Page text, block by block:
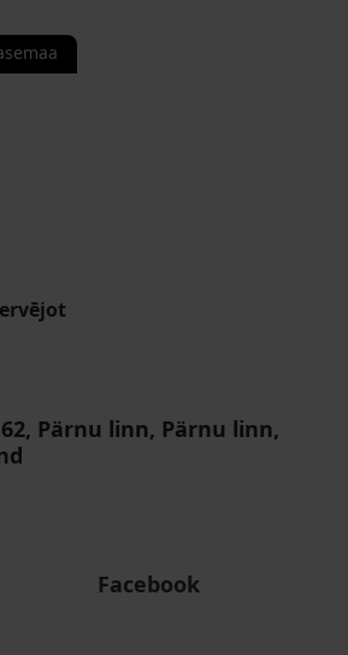
Pärnu linn, Pärnu linn,
Facebook